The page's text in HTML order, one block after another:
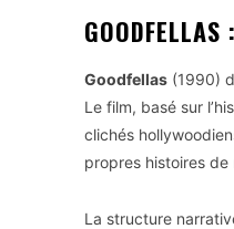
Goodfellas (1990)
Le film, basé sur
clichés
propres histoires
La structure